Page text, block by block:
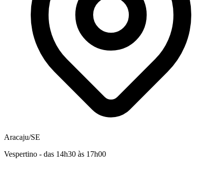
Aracaju/SE
Vespertino - das 14h30 às 17h00